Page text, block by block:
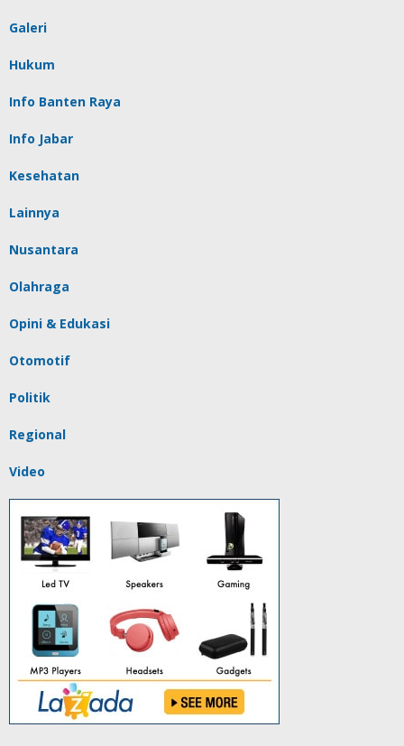
Galeri
Hukum
Info Banten Raya
Info Jabar
Kesehatan
Lainnya
Nusantara
Olahraga
Opini & Edukasi
Otomotif
Politik
Regional
Video